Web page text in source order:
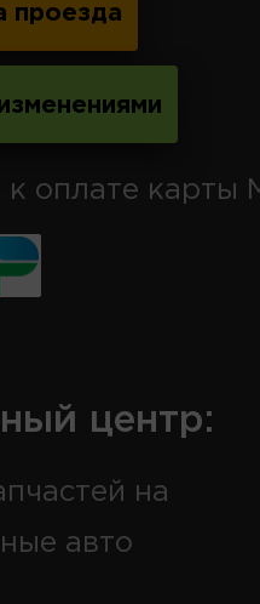
проезда
к оплате карты
центр:
на
авто